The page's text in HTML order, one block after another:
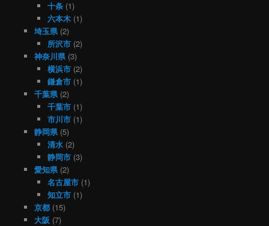
十条 (1)
六本木 (1)
埼玉県(2)
所沢市 (2)
神奈川県(3)
横浜市 (2)
鎌倉市 (1)
千葉県(2)
千葉市 (1)
市川市 (1)
静岡県(5)
清水 (2)
静岡市 (3)
愛知県(2)
名古屋市 (1)
知立市 (1)
京都(15)
大阪 (7)